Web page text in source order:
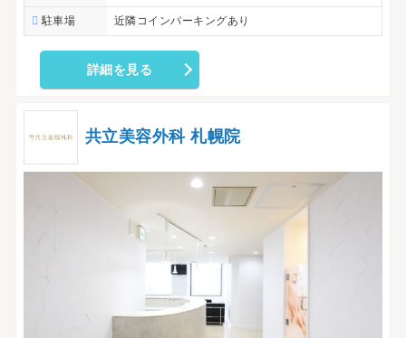
駐車場 近隣コインパーキングあり
詳細を見る
共立美容外科 札幌院